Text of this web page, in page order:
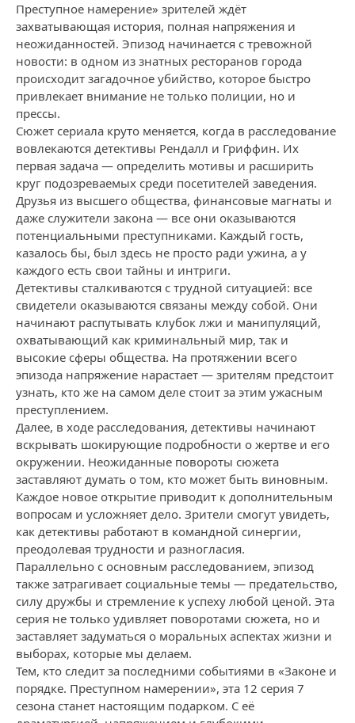
Преступное намерение» зрителей ждёт
захватывающая история, полная напряжения и
неожиданностей. Эпизод начинается с тревожной
новости: в одном из знатных ресторанов города
происходит загадочное убийство, которое быстро
привлекает внимание не только полиции, но и
прессы.
Сюжет сериала круто меняется, когда в расследование
вовлекаются детективы Рендалл и Гриффин. Их
первая задача — определить мотивы и расширить
круг подозреваемых среди посетителей заведения.
Друзья из высшего общества, финансовые магнаты и
даже служители закона — все они оказываются
потенциальными преступниками. Каждый гость,
казалось бы, был здесь не просто ради ужина, а у
каждого есть свои тайны и интриги.
Детективы сталкиваются с трудной ситуацией: все
свидетели оказываются связаны между собой. Они
начинают распутывать клубок лжи и манипуляций,
охватывающий как криминальный мир, так и
высокие сферы общества. На протяжении всего
эпизода напряжение нарастает — зрителям предстоит
узнать, кто же на самом деле стоит за этим ужасным
преступлением.
Далее, в ходе расследования, детективы начинают
вскрывать шокирующие подробности о жертве и его
окружении. Неожиданные повороты сюжета
заставляют думать о том, кто может быть виновным.
Каждое новое открытие приводит к дополнительным
вопросам и усложняет дело. Зрители смогут увидеть,
как детективы работают в командной синергии,
преодолевая трудности и разногласия.
Параллельно с основным расследованием, эпизод
также затрагивает социальные темы — предательство,
силу дружбы и стремление к успеху любой ценой. Эта
серия не только удивляет поворотами сюжета, но и
заставляет задуматься о моральных аспектах жизни и
выборах, которые мы делаем.
Тем, кто следит за последними событиями в «Законе и
порядке. Преступном намерении», эта 12 серия 7
сезона станет настоящим подарком. С её